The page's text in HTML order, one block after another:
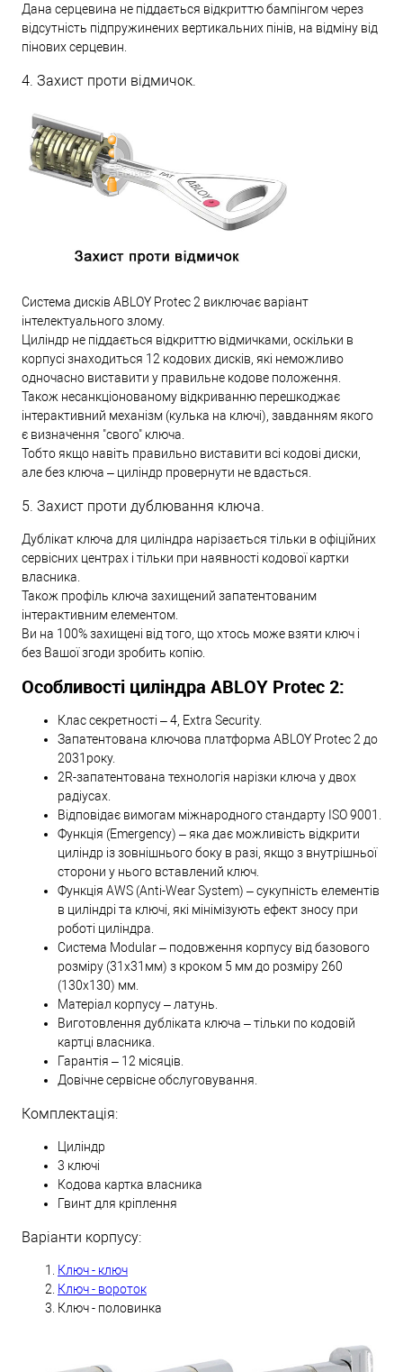
Дана серцевина не піддається відкриттю бампінгом через
відсутність підпружинених вертикальних пінів, на відміну від
пінових серцевин.
4. Захист проти відмичок.
Система дисків ABLOY Protec 2 виключає варіант
інтелектуального злому.
Циліндр не піддається відкриттю відмичками, оскільки в
корпусі знаходиться 12 кодових дисків, які неможливо
одночасно виставити у правильне кодове положення.
Також несанкціонованому відкриванню перешкоджає
інтерактивний механізм (кулька на ключі), завданням якого
є визначення "свого" ключа.
Тобто якщо навіть правильно виставити всі кодові диски,
але без ключа – циліндр провернути не вдасться.
5. Захист проти дублювання ключа.
Дублікат ключа для циліндра нарізається тільки в офіційних
сервісних центрах і тільки при наявності кодової картки
власника.
Також профіль ключа захищений запатентованим
інтерактивним елементом.
Ви на 100% захищені від того, що хтось може взяти ключ і
без Вашої згоди зробить копію.
Особливості циліндра ABLOY Protec 2:
Клас секретності – 4, Extra Security.
Запатентована ключова платформа ABLOY Protec 2 до
2031року.
2R-запатентована технологія нарізки ключа у двох
радіусах.
Відповідає вимогам міжнародного стандарту ISO 9001.
Функція (Emergency) – яка дає можливість відкрити
циліндр із зовнішнього боку в разі, якщо з внутрішньої
сторони у нього вставлений ключ.
Функція AWS (Anti-Wear System) – сукупність елементів
в циліндрі та ключі, які мінімізують ефект зносу при
роботі циліндра.
Система Modular – подовження корпусу від базового
розміру (31х31мм) з кроком 5 мм до розміру 260
(130х130) мм.
Матеріал корпусу – латунь.
Виготовлення дубліката ключа – тільки по кодовій
картці власника.
Гарантія – 12 місяців.
Довічне сервісне обслуговування.
Комплектація:
Циліндр
3 ключі
Кодова картка власника
Гвинт для кріплення
Варіанти корпусу:
Ключ - ключ
Ключ - вороток
Ключ - половинка